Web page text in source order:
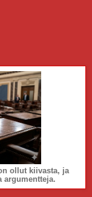
ollut kiivasta, ja
argumentteja.